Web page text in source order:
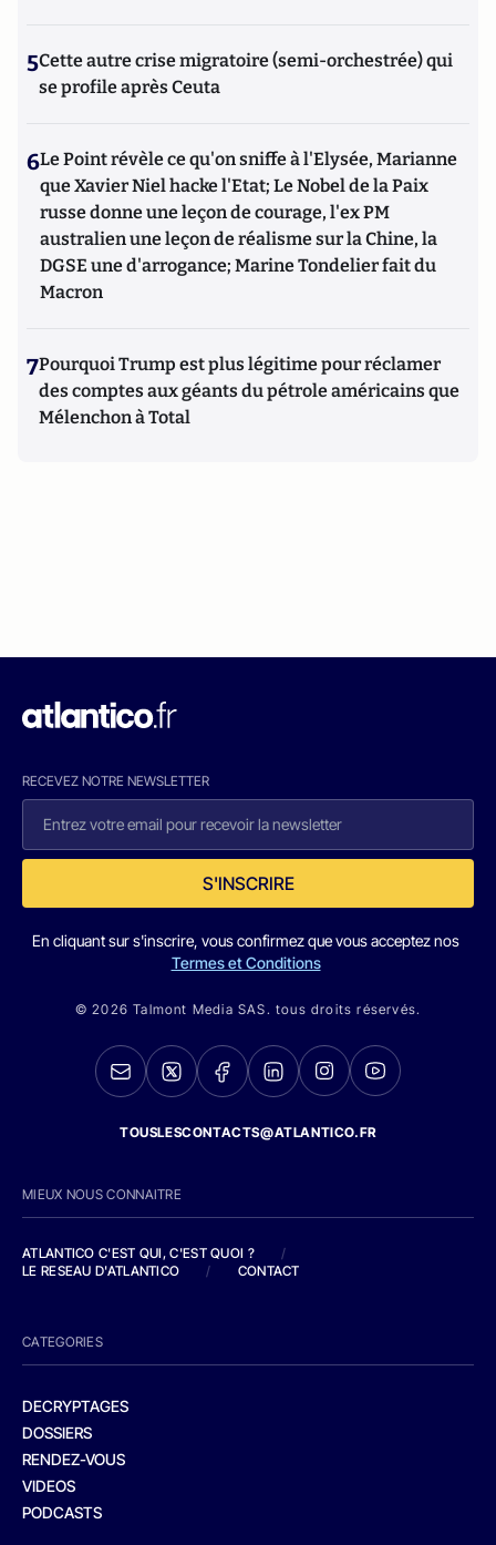
5Cette autre crise migratoire (semi-orchestrée) qui
se profile après Ceuta
6Le Point révèle ce qu'on sniffe à l'Elysée, Marianne
que Xavier Niel hacke l'Etat; Le Nobel de la Paix
russe donne une leçon de courage, l'ex PM
australien une leçon de réalisme sur la Chine, la
DGSE une d'arrogance; Marine Tondelier fait du
Macron
7Pourquoi Trump est plus légitime pour réclamer
des comptes aux géants du pétrole américains que
Mélenchon à Total
RECEVEZ NOTRE NEWSLETTER
S'INSCRIRE
En cliquant sur s'inscrire, vous confirmez que vous acceptez nos
Termes et Conditions
© 2026 Talmont Media SAS. tous droits réservés.
TOUSLESCONTACTS@ATLANTICO.FR
MIEUX NOUS CONNAITRE
ATLANTICO C'EST QUI, C'EST QUOI ?
/
LE RESEAU D'ATLANTICO
/ CONTACT
CATEGORIES
DECRYPTAGES
DOSSIERS
RENDEZ-VOUS
VIDEOS
PODCASTS